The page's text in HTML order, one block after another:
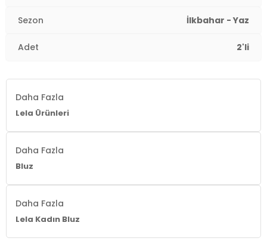
Sezon İlkbahar - Yaz
Adet 2'li
Daha Fazla
Lela Ürünleri
Daha Fazla
Bluz
Daha Fazla
Lela Kadın Bluz